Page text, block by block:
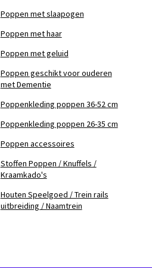
Poppen met slaapogen
Poppen met haar
Poppen met geluid
Poppen geschikt voor ouderen
met Dementie
Poppenkleding poppen 36-52 cm
Poppenkleding poppen 26-35 cm
Poppen accessoires
Stoffen Poppen / Knuffels /
Kraamkado's
Houten Speelgoed / Trein rails
uitbreiding / Naamtrein